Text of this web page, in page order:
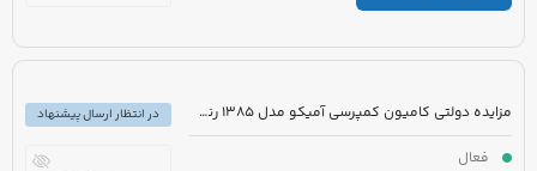
مزایده دولتی کامیون کمپرسی آمیکو مدل 1385 رنگ سفید نارنجی
فعال
در انتظار ارسال پیشنهاد